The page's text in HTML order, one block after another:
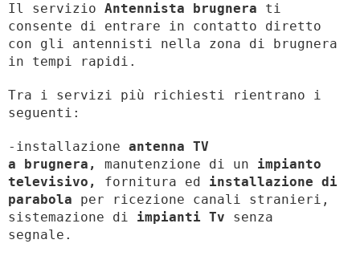
Il servizio Antennista brugnera ti
consente di entrare in contatto diretto
con gli antennisti nella zona di brugnera
in tempi rapidi.
Tra i servizi più richiesti rientrano i
seguenti:
-installazione antenna TV
a brugnera, manutenzione di un impianto
televisivo, fornitura ed installazione di
parabola per ricezione canali stranieri,
sistemazione di impianti Tv senza
segnale.